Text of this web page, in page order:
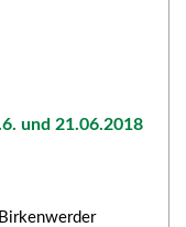
und 21.06.2018